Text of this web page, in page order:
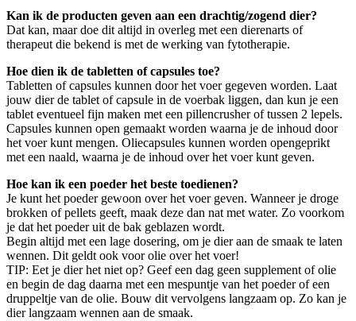
Kan ik de producten geven aan een drachtig/zogend dier?
Dat kan, maar doe dit altijd in overleg met een dierenarts of
therapeut die bekend is met de werking van fytotherapie.
Hoe dien ik de tabletten of capsules toe?
Tabletten of capsules kunnen door het voer gegeven worden. Laat
jouw dier de tablet of capsule in de voerbak liggen, dan kun je een
tablet eventueel fijn maken met een pillencrusher of tussen 2 lepels.
Capsules kunnen open gemaakt worden waarna je de inhoud door
het voer kunt mengen. Oliecapsules kunnen worden opengeprikt
met een naald, waarna je de inhoud over het voer kunt geven.
Hoe kan ik een poeder het beste toedienen?
Je kunt het poeder gewoon over het voer geven. Wanneer je droge
brokken of pellets geeft, maak deze dan nat met water. Zo voorkom
je dat het poeder uit de bak geblazen wordt.
Begin altijd met een lage dosering, om je dier aan de smaak te laten
wennen. Dit geldt ook voor olie over het voer!
TIP: Eet je dier het niet op? Geef een dag geen supplement of olie
en begin de dag daarna met een mespuntje van het poeder of een
druppeltje van de olie. Bouw dit vervolgens langzaam op. Zo kan je
dier langzaam wennen aan de smaak.